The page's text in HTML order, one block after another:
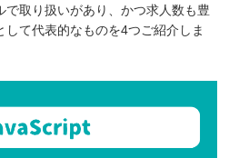
で取り扱いがあり、かつ求人数も豊
て代表的なものを4つご紹介しま